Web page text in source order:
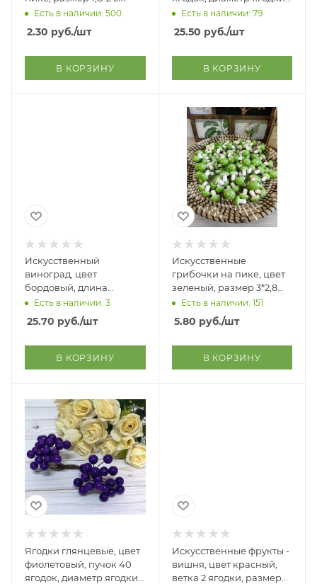
Есть в наличии: 500
2.30 руб./шт
В КОРЗИНУ
11ммЕсть в наличии: 79
25.50 руб./шт
В КОРЗИНУ
Искусственный
виноград, цвет
бордовый, длина
веточки 8 см, диамер
ягодки 1 см
Есть в наличии: 3
25.70 руб./шт
В КОРЗИНУ
Искусственные
грибочки на пике, цвет
зеленый, размер 3*2,8
см, шт
Есть в наличии: 151
5.80 руб./шт
В КОРЗИНУ
Ягодки глянцевые, цвет
фиолетовый, пучок 40
ягодок, диаметр ягодки
Искусственные фрукты -
вишня, цвет красный,
ветка 2 ягодки, размер